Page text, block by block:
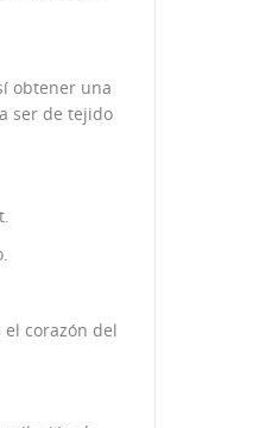
obtener una
ser de tejido
corazón del